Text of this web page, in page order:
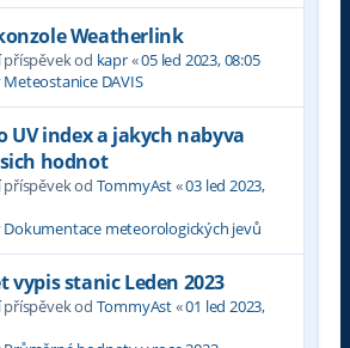
Weatherlink
příspěvek od kapr«05 led 2023, 08:05
Meteostanice DAVIS
UV index a jakych nabyva
hodnot
příspěvek od TommyAst«03 led 2023,
Dokumentace meteorologických jevů
vypis stanic Leden 2023
příspěvek od TommyAst«01 led 2023,